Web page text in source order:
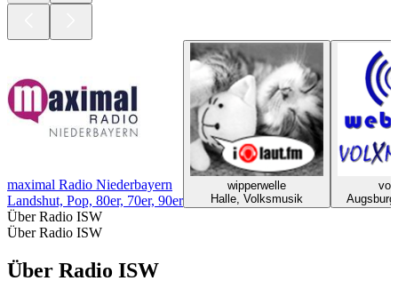
maximal Radio Niederbayern
Landshut, Pop, 80er, 70er, 90er
wipperwelle
Halle, Volksmusik
Über Radio ISW
Über Radio ISW
Über Radio ISW